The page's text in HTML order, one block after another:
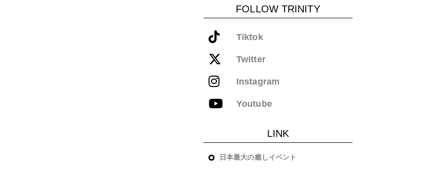
FOLLOW TRINITY
Tiktok
Twitter
Instagram
Youtube
LINK
日本最大の癒しイベント